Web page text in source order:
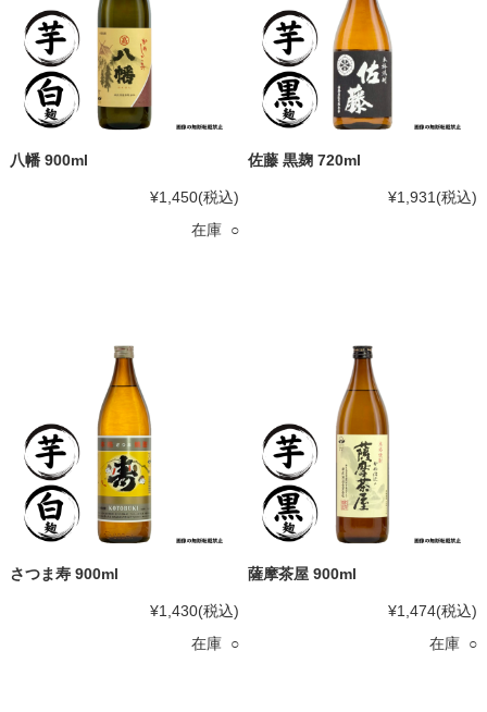
八幡 900ml
¥1,450(税込)
在庫 ○
佐藤 黒麹 720ml
¥1,931 (税込)
さつま寿 900ml
¥1,430(税込)
在庫 ○
薩摩茶屋 900ml
¥1,474(税込)
在庫 ○